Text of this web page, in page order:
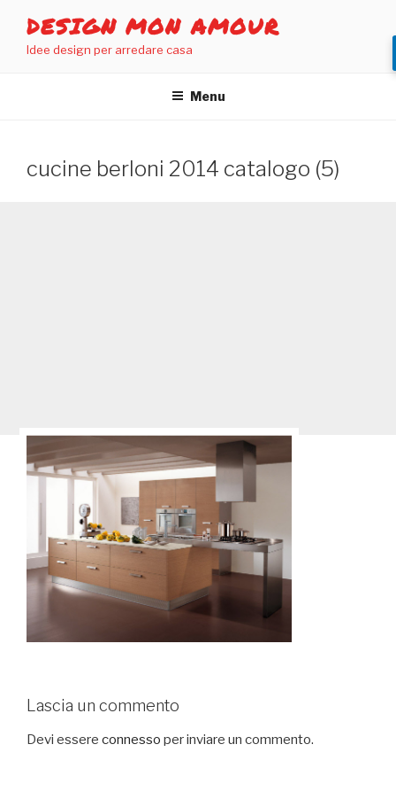
contenuto
DESIGN MON AMOUR
Idee design per arredare casa
Menu
cucine berloni 2014 catalogo (5)
Lascia un commento
Devi essere connesso per inviare un commento.